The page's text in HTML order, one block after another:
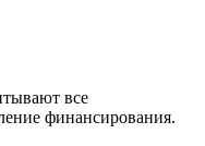
все
финансирования.